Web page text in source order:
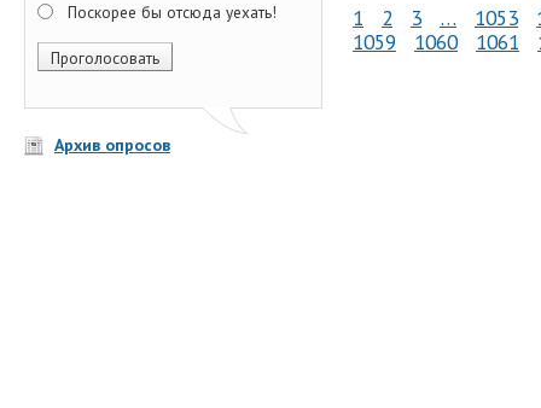
Поскорее бы отсюда уехать!
Архив опросов
1
2 3 … 1053
1059
1060 1061